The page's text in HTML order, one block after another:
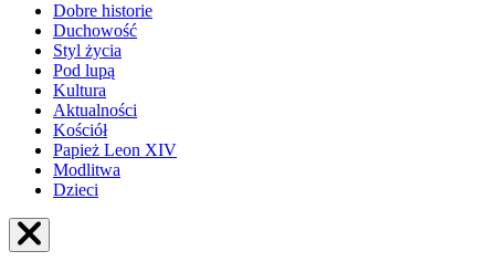
Dobre historie
Duchowość
Styl życia
Pod lupą
Kultura
Aktualności
Kościół
Papież Leon XIV
Modlitwa
Dzieci